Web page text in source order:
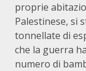
proprie
Palestinese, si
tonnellate di
che la guerra
numero di